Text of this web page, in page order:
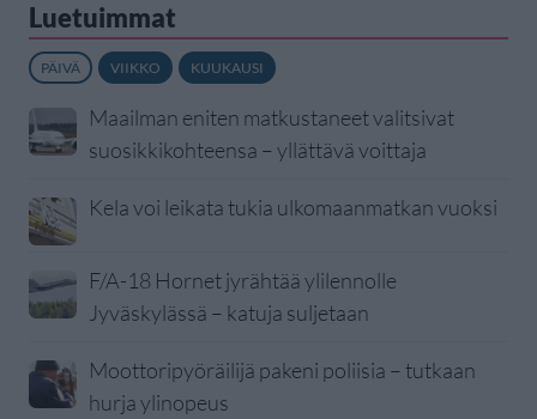
Luetuimmat
PÄIVÄ VIIKKO KUUKAUSI
Maailman eniten matkustaneet valitsivat
suosikkikohteensa – yllättävä voittaja
Kela voi leikata tukia ulkomaanmatkan vuoksi
F/A-18 Hornet jyrähtää ylilennolle
Jyväskylässä – katuja suljetaan
Moottoripyöräilijä pakeni poliisia – tutkaan
hurja ylinopeus